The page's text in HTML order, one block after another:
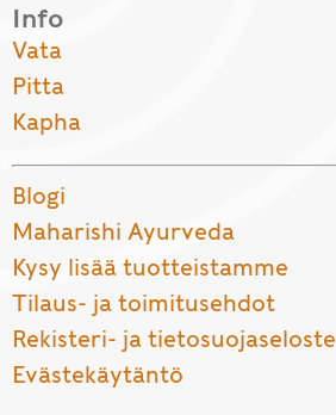
Info
Vata
Pitta
Kapha
Blogi
Maharishi Ayurveda
Kysy lisää tuotteistamme
Tilaus- ja toimitusehdot
Rekisteri- ja tietosuojaseloste
Evästekäytäntö